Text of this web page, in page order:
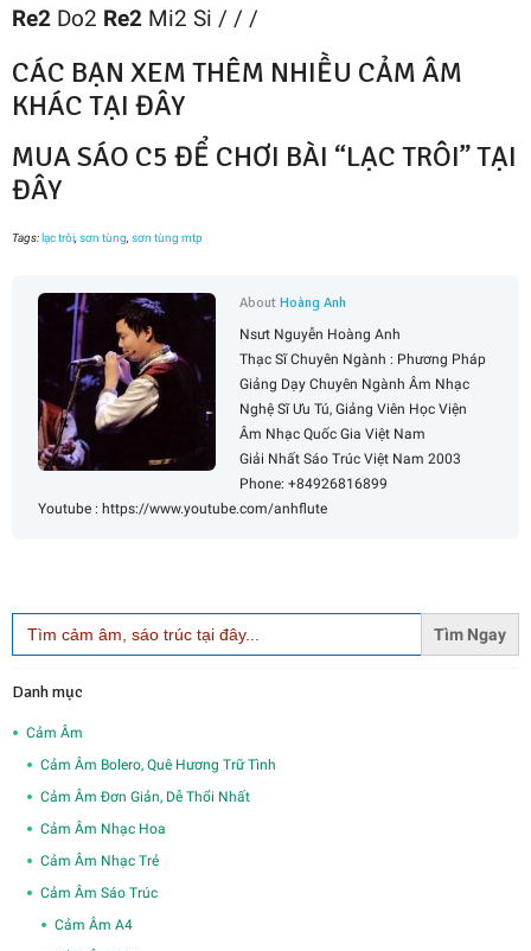
Re2 Do2 Re2 Mi2 Si / / /
CÁC BẠN XEM THÊM NHIỀU CẢM ÂM
KHÁC TẠI ĐÂY
MUA SÁO C5 ĐỂ CHƠI BÀI “LẠC TRÔI” TẠI
ĐÂY
Tags:lạc trôi sơn tùng sơn tùng mtp
AboutHoàng Anh
Nsưt Nguyễn Hoàng Anh
Thạc Sĩ Chuyên Ngành : Phương Pháp
Giảng Dạy Chuyên Ngành Âm Nhạc
Nghệ Sĩ Ưu Tú, Giảng Viên Học Viện
Âm Nhạc Quốc Gia Việt Nam
Giải Nhất Sáo Trúc Việt Nam 2003
Phone: +84926816899
Youtube : https://www.youtube.com/anhflute
Search
for:
Danh mục
Cảm Âm
Cảm Âm Bolero, Quê Hương Trữ Tình
Cảm Âm Đơn Giản, Dễ Thổi Nhất
Cảm Âm Nhạc Hoa
Cảm Âm Nhạc Trẻ
Cảm Âm Sáo Trúc
Cảm Âm A4